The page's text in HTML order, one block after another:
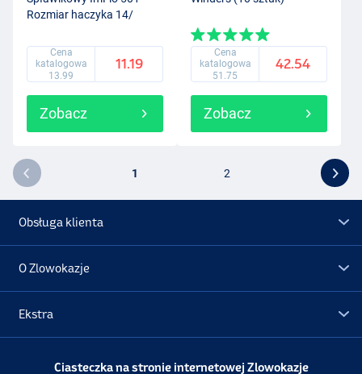
Rozmiar haczyka 14/
(0.3g)Cena
katalogowa
13.99
11.19
Zobacz
Cena
katalogowa
51.75
42.54
Zobacz
1 2
Obsługa klienta
O Zlowokazje
Ekstra
Promocje
Ciasteczka na stronie internetowej Zlowokazje